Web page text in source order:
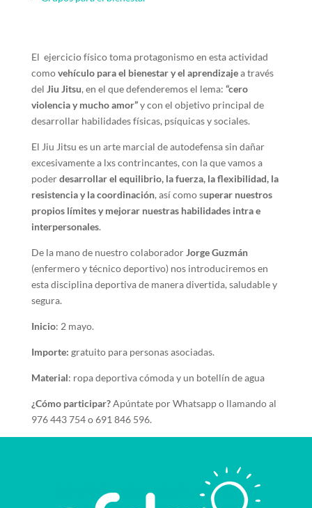
El ejercicio físico toma protagonismo en esta actividad
comovehículo para el bienestar y el aprendizajea través
del Jiu Jitsu, en el que defenderemos el lema: “cero
violencia y mucho amor”y con el objetivo principal de
desarrollar habilidades físicas, psíquicas y sociales.
El Jiu Jitsu es un arte marcial de autodefensa sin dañar
excesivamente a lxs contrincantes, con la que vamos a
poderdesarrollar el equilibrio, la fuerza, la flexibilidad, la
resistencia y la coordinación, así como superar nuestros
propios límites y mejorar nuestras habilidades intra e
interpersonales.
De la mano de nuestro colaboradorJorge Guzmán
(enfermero y técnico deportivo) nos introduciremos en
esta disciplina deportiva de manera divertida, saludable y
segura.
Inicio: 2 mayo.
Importe: gratuito para personas asociadas.
Material: ropa deportiva cómoda y un botellín de agua
¿Cómo participar?Apúntate por Whatsapp o llamando al
976 443 754 o 691 846 596.